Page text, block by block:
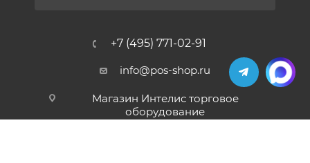
+7 (495) 771-02-91
info@pos-shop.ru
Магазин Интелис торговое
оборудование